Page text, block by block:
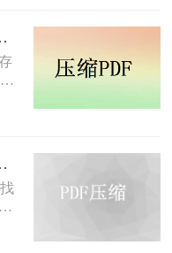
方法全解析！
方法分享！